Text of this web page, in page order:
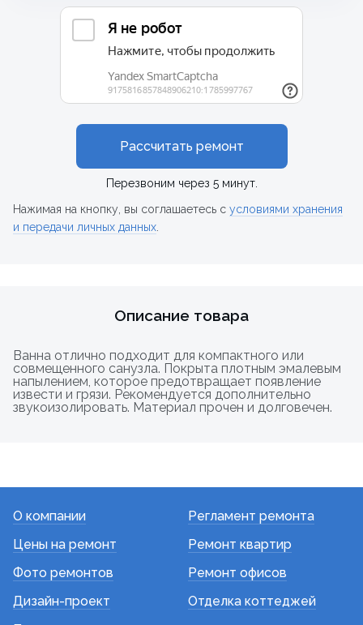
Рассчитать ремонт
Перезвоним через 5 минут.
Нажимая на кнопку, вы соглашаетесь с условиями хранения
и передачи личных данных
Описание товара
Ванна отлично подходит для компактного или
совмещенного санузла. Покрыта плотным эмалевым
напылением, которое предотвращает появление
извести и грязи. Рекомендуется дополнительно
звукоизолировать. Материал прочен и долговечен.
О компании
Цены на ремонт
Фото ремонтов
Дизайн-проект
Регламент ремонта
Ремонт квартир
Ремонт офисов
Отделка коттеджей